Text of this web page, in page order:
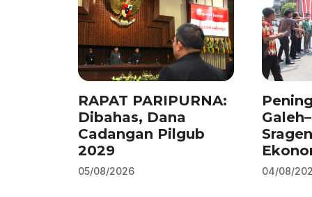
RAPAT PARIPURNA:
Dibahas, Dana
Cadangan Pilgub
2029
05/08/2026 04/08/